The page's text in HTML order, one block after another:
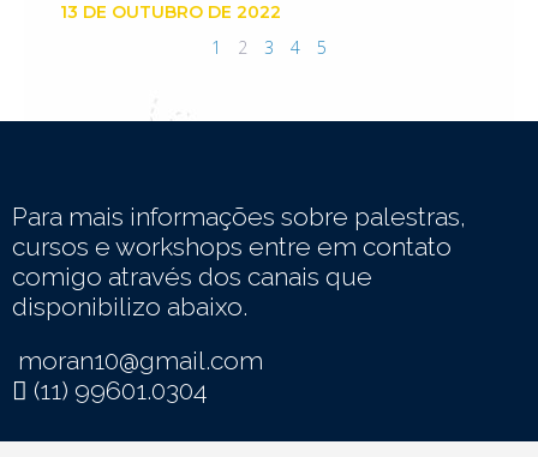
13 DE OUTUBRO DE 2022
1 2 3 4 5
Para mais informações sobre palestras,
cursos e workshops entre em contato
comigo através dos canais que
disponibilizo abaixo.
moran10@gmail.com
(11) 99601.0304